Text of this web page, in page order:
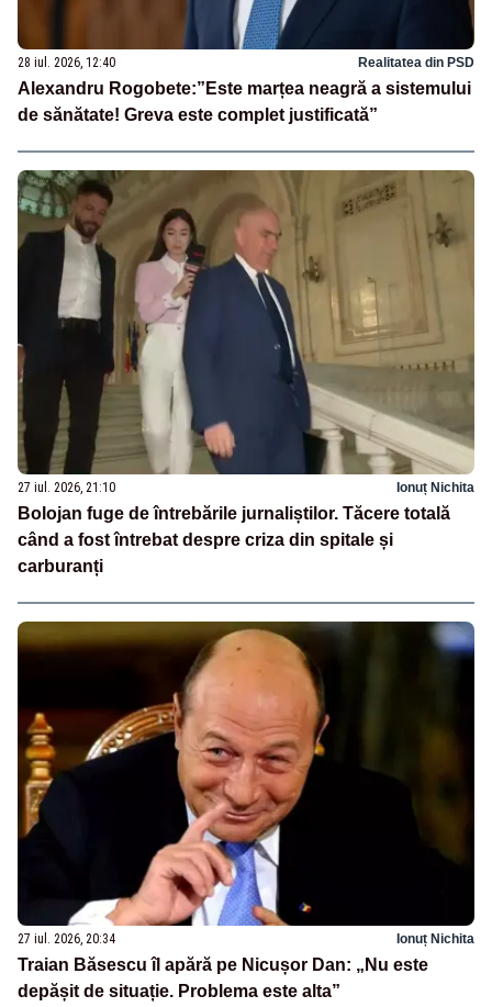
28 iul. 2026, 12:40 Realitatea din PSD
Alexandru Rogobete:”Este marțea neagră a sistemului
de sănătate! Greva este complet justificată”
27 iul. 2026, 21:10 Ionuț Nichita
Bolojan fuge de întrebările jurnaliștilor. Tăcere totală
când a fost întrebat despre criza din spitale și
carburanți
27 iul. 2026, 20:34 Ionuț Nichita
Traian Băsescu îl apără pe Nicușor Dan: „Nu este
depășit de situație. Problema este alta”